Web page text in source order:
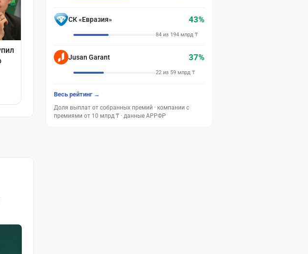
СК «Евразия» 43%
84 из 194 млрд ₸
Jusan Garant 37%
22 из 59 млрд ₸
Весь рейтинг →
Доля выплат от собранных премий · компании с
премиями от 10 млрд ₸ · данные АРРФР